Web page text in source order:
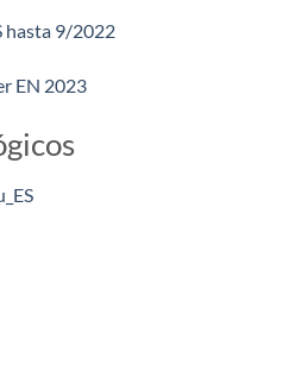
hasta 9/2022
EN 2023